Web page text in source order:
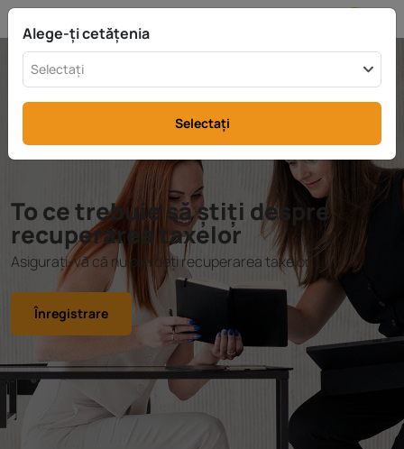
To ce trebuie să știți despre
recuperarea taxelor
Asigurați-vă că nu pierdeți recuperarea taxelor!
Înregistrare
Alege-ți cetățenia
Selectați
Selectați